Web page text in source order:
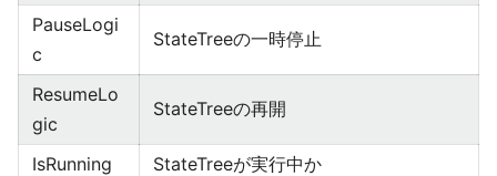
PauseLogi
c
StateTreeの一時停止
ResumeLo
gic
StateTreeの再開
IsRunning
StateTreeが実行中か